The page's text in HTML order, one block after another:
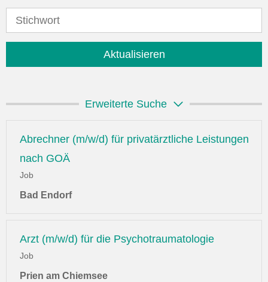
Aktualisieren
Erweiterte Suche
Abrechner (m/w/d) für privatärztliche Leistungen
nach GOÄ
Job
Bad Endorf
Arzt (m/w/d) für die Psychotraumatologie
Job
Prien am Chiemsee